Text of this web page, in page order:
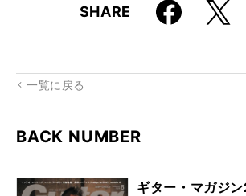
SHARE Faceboo
k
X
一覧に戻る
BACK NUMBER
ギター・マガジ